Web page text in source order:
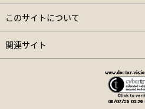
このサイトについて
関連サイト